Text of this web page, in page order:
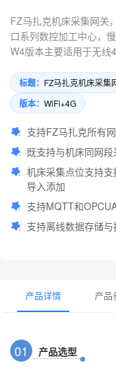
FZ马扎克机床采集网关
口系列数控加工中心，
W4版本主要适用于无线
标题： FZ马扎克机床采集
版本： WiFi+4G
支持FZ马扎克所有
既支持与机床同网
机床采集点位支持
导入添加
支持MQTT和
支持离线数据存储与
产品详情 产品
01 产品选型